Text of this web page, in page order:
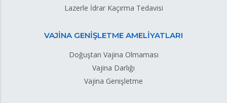
Lazerle İdrar Kaçırma Tedavisi
VAJİNA GENİŞLETME AMELİYATLARI
Doğuştan Vajina Olmaması
Vajina Darlığı
Vajina Genişletme